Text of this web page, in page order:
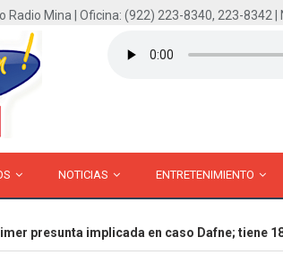
Radio Mina | Oficina: (922) 223-8340, 223-8342 |
NOTICIAS ENTRETENIMIENTO
implicada en caso Dafne; tiene 18